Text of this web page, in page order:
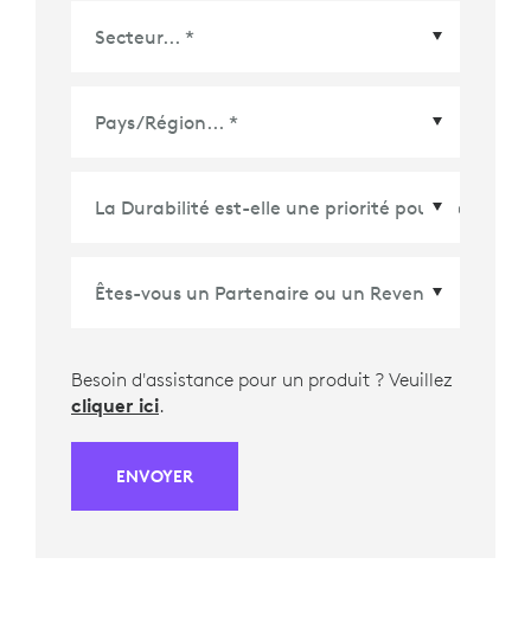
Pays/Région*
Besoin d'assistance pour un produit ? Veuillez
cliquer ici.
ENVOYER